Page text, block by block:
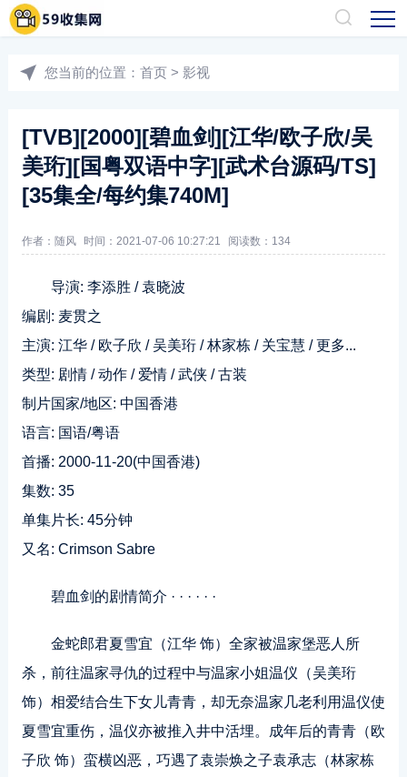
您当前的位置： 首页 > 影视
[TVB][2000][碧血剑][江华/欧子欣/吴
美珩][国粤双语中字][武术台源码/TS]
[35集全/每约集740M]
作者：随风 时间：2021-07-06 10:27:21 阅读数： 134
导演: 李添胜 / 袁晓波
编剧: 麦贯之
主演: 江华 / 欧子欣 / 吴美珩 / 林家栋 / 关宝慧 / 更多...
类型: 剧情 / 动作 / 爱情 / 武侠 / 古装
制片国家/地区: 中国香港
语言: 国语/粤语
首播: 2000-11-20(中国香港)
集数: 35
单集片长: 45分钟
又名: Crimson Sabre
碧血剑的剧情简介 · · · · · ·
金蛇郎君夏雪宜（江华 饰）全家被温家堡恶人所
杀，前往温家寻仇的过程中与温家小姐温仪（吴美珩
饰）相爱结合生下女儿青青，却无奈温家几老利用温仪使
夏雪宜重伤，温仪亦被推入井中活埋。成年后的青青（欧
子欣 饰）蛮横凶恶，巧遇了袁崇焕之子袁承志（林家栋